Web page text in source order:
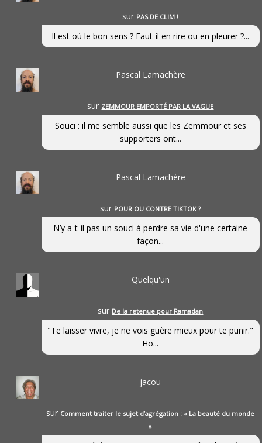
sur PAS DE CLIM !
Il est où le bon sens ? Faut-il en rire ou en pleurer ?...
Pascal Lamachère
sur ZEMMOUR EMPORTÉ PAR LA VAGUE
Souci : il me semble aussi que les Zemmour et ses
supporters ont...
Pascal Lamachère
sur POUR OU CONTRE TIKTOK ?
N’y a-t-il pas un souci à perdre sa vie d'une certaine
façon...
Quelqu'un
sur De la retenue pour Ramadan
"Te laisser vivre, je ne vois guère mieux pour te punir."
Ho...
jacou
sur Comment traiter le sujet d’agrégation : « La beauté du monde
»